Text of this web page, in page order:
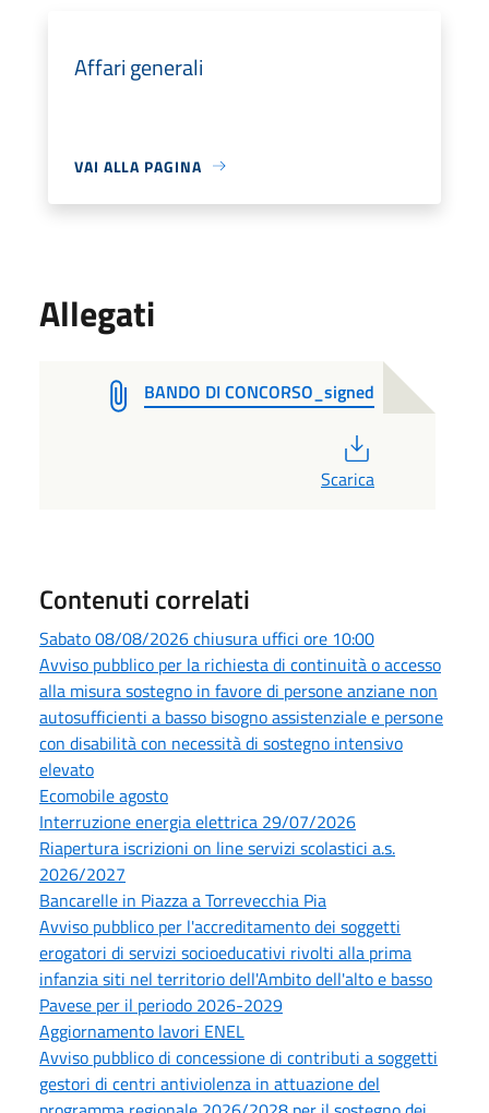
Affari generali
VAI ALLA PAGINA
Allegati
BANDO DI CONCORSO_signed
Scarica
Contenuti correlati
Sabato 08/08/2026 chiusura uffici ore 10:00
Avviso pubblico per la richiesta di continuità o accesso
alla misura sostegno in favore di persone anziane non
autosufficienti a basso bisogno assistenziale e persone
con disabilità con necessità di sostegno intensivo
elevato
Ecomobile agosto
Interruzione energia elettrica 29/07/2026
Riapertura iscrizioni on line servizi scolastici a.s.
2026/2027
Bancarelle in Piazza a Torrevecchia Pia
Avviso pubblico per l'accreditamento dei soggetti
erogatori di servizi socioeducativi rivolti alla prima
infanzia siti nel territorio dell'Ambito dell'alto e basso
Pavese per il periodo 2026-2029
Aggiornamento lavori ENEL
Avviso pubblico di concessione di contributi a soggetti
gestori di centri antiviolenza in attuazione del